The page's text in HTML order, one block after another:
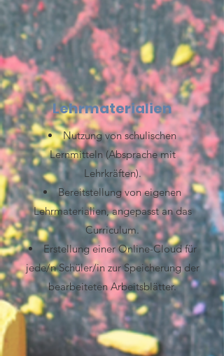
Lehrmaterialien
Nutzung von schulischen
Lernmitteln (Absprache mit
Lehrkräften).
Bereitstellung von eigenen
Lehrmaterialien, angepasst an das
Curriculum.
Erstellung einer Online-Cloud für
jede/n Schüler/in zur Speicherung der
bearbeiteten Arbeitsblätter.